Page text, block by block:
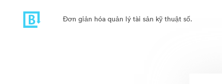
Đơn giản hóa quản lý tài sản kỹ thuật số.